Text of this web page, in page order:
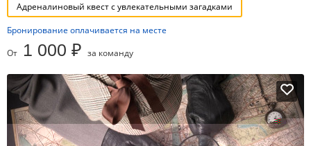
Адреналиновый квест с увлекательными загадками
Бронирование оплачивается на месте
От 1 000 ₽ за команду